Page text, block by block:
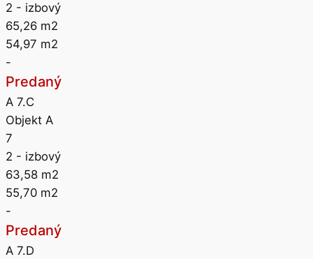
2 - izbový
65,26 m2
54,97 m2
-
Predaný
A 7.C
Objekt A
7
2 - izbový
63,58 m2
55,70 m2
-
Predaný
A 7.D